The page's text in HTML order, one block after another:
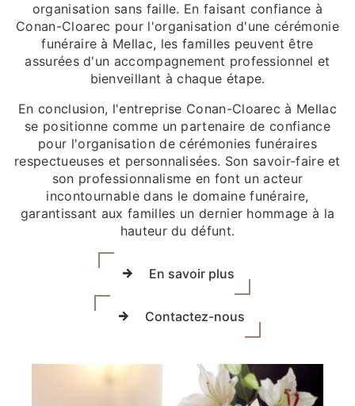
organisation sans faille. En faisant confiance à
Conan-Cloarec pour l'organisation d'une cérémonie
funéraire à Mellac, les familles peuvent être
assurées d'un accompagnement professionnel et
bienveillant à chaque étape.
En conclusion, l'entreprise Conan-Cloarec à Mellac
se positionne comme un partenaire de confiance
pour l'organisation de cérémonies funéraires
respectueuses et personnalisées. Son savoir-faire et
son professionnalisme en font un acteur
incontournable dans le domaine funéraire,
garantissant aux familles un dernier hommage à la
hauteur du défunt.
En savoir plus
Contactez-nous